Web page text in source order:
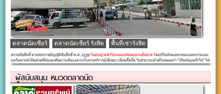
ตลาดนัดเซียร์ ตลาดนัดเซียร์ รังสิต พื้นที่เช่ารังสิต
ผู้สนับสนุน หมวดตลาดนัด